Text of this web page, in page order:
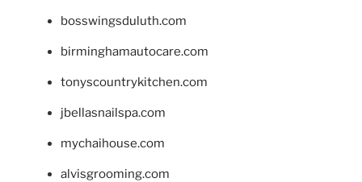
bosswingsduluth.com
birminghamautocare.com
tonyscountrykitchen.com
jbellasnailspa.com
mychaihouse.com
alvisgrooming.com